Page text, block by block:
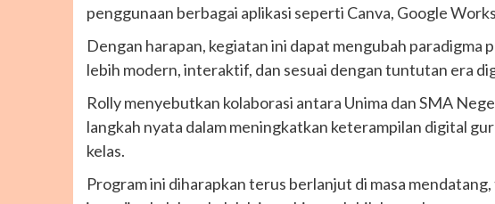
penggunaan berbagai aplikasi seperti Canva, Google
Dengan harapan, kegiatan ini dapat mengubah paradigma
lebih modern, interaktif, dan sesuai dengan tuntutan era
Rolly menyebutkan kolaborasi antara Unima dan SMA
langkah nyata dalam meningkatkan keterampilan digital
kelas.
Program ini diharapkan terus berlanjut di masa